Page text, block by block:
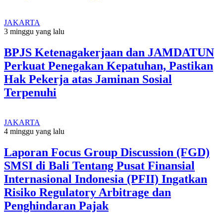
JAKARTA
3 minggu yang lalu
BPJS Ketenagakerjaan dan JAMDATUN
Perkuat Penegakan Kepatuhan, Pastikan
Hak Pekerja atas Jaminan Sosial
Terpenuhi
JAKARTA
4 minggu yang lalu
Laporan Focus Group Discussion (FGD)
SMSI di Bali Tentang Pusat Finansial
Internasional Indonesia (PFII) Ingatkan
Risiko Regulatory Arbitrage dan
Penghindaran Pajak